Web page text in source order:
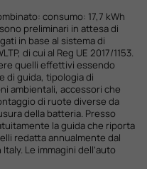
consumo: 17,7 kWh
preliminari in attesa di
in base al sistema di
di cui al Reg UE 2017/1153.
quelli effettivi essendo
di guida, tipologia di
ambientali, accessori che
di ruote diverse da
della batteria. Presso
la guida che riporta
redatta annualmente dal
Le immagini dell’auto